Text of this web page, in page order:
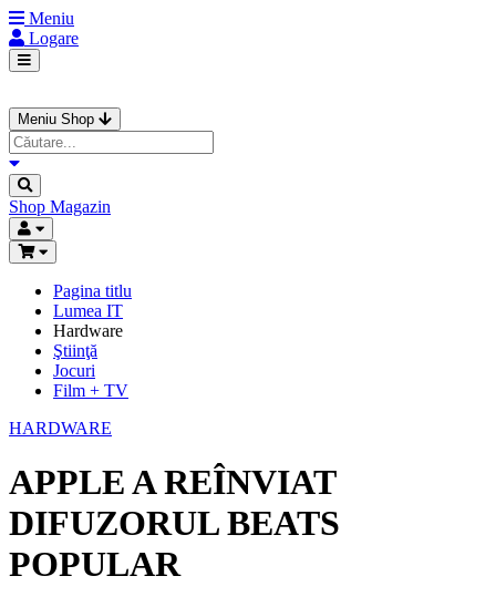
Meniu
Logare
Meniu Shop
Shop Magazin
Pagina titlu
Lumea IT
Hardware
Ştiinţă
Jocuri
Film + TV
HARDWARE
APPLE A REÎNVIAT
DIFUZORUL BEATS
POPULAR